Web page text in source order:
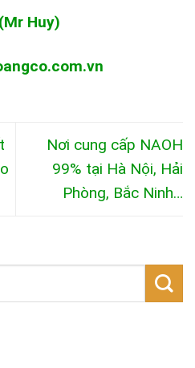
Huy)
Nơi cung cấp NAOH
99% tại Hà Nội, Hải
Phòng, Bắc Ninh…